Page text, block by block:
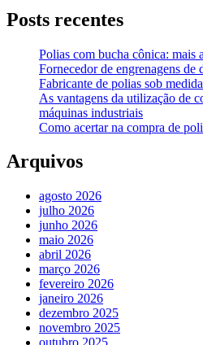
Posts recentes
Polias com bucha cônica: mais
Fornecedor de engrenagens de
Fabricante de polias sob
As vantagens da utilização de
máquinas industriais
Como acertar na compra de
Arquivos
agosto 2026
julho 2026
junho 2026
maio 2026
abril 2026
março 2026
fevereiro 2026
janeiro 2026
dezembro 2025
novembro 2025